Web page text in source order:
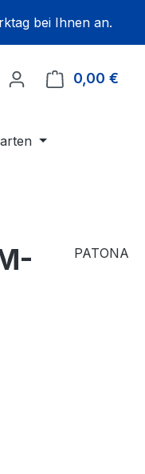
bei Ihnen an.
0,00 €
PATONA